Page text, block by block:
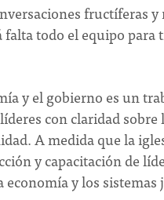
fructíferas
todo el equipo para
y el gobierno es un
con claridad
A medida que la
y capacitación de
y los sistemas